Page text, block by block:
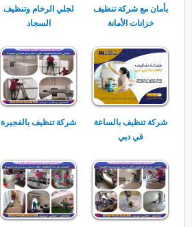
بأمان مع شركة تنظيف
خزانات الأمانة
لجلي الرخام وتنظيف
السجاد
شركة تنظيف بالساعة
في دبي
شركة تنظيف بالفجيرة